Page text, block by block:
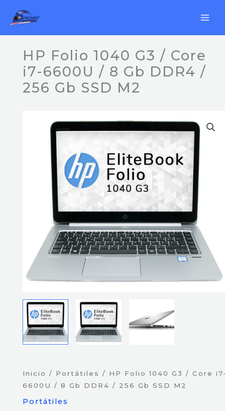
contenido
HP Folio 1040 G3 / Core
i7-6600U / 8 Gb DDR4 /
256 Gb SSD M2
Inicio / Portátiles / HP Folio 1040 G3 / Core
6600U / 8 Gb DDR4 / 256 Gb SSD M2
Portátiles